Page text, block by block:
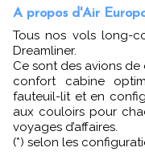
A propos d'Air
Tous nos vols long-courriers s’effectuent en Boeing 787
Dreamliner.
Ce sont des avions
confort cabine
fauteuil-lit et en
aux couloirs pour
voyages d’affaires.
(*) selon les